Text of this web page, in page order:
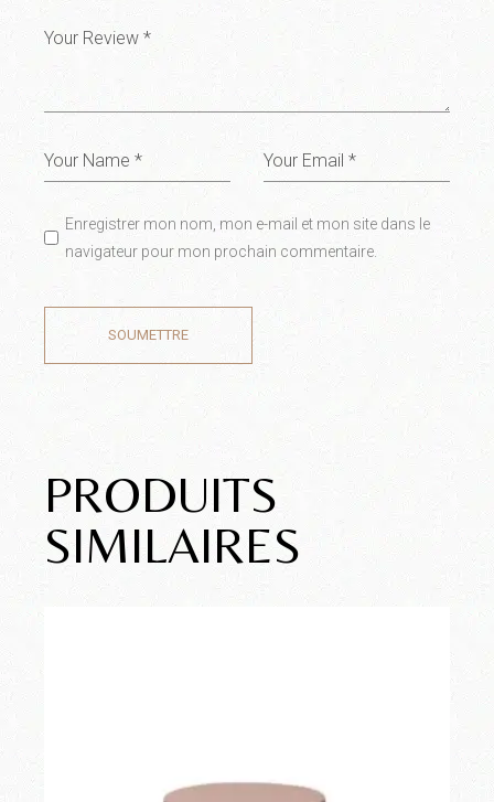
Enregistrer mon nom, mon e-mail et mon site dans le
navigateur pour mon prochain commentaire.
SOUMETTRE
PRODUITS
SIMILAIRES